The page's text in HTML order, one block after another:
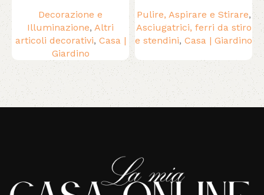
Decorazione e
Illuminazione, Altri
articoli decorativi, Casa |
Giardino
Pulire, Aspirare e Stirare,
Asciugatrici, ferri da stiro
e stendini, Casa | Giardino
Read More